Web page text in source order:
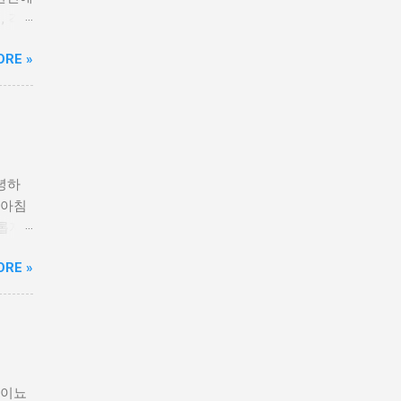
시
을
음
생
된
상
은
작
발
»
하
침
지?'
게
증
기
»
뇨